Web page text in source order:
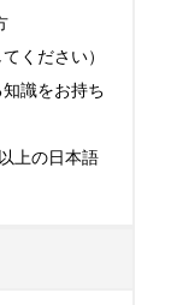
ください）
識をお持ち
上の日本語